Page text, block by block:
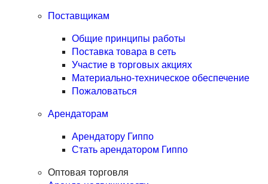
Поставщикам
Общие принципы работы
Поставка товара в сеть
Участие в торговых акциях
Материально-техническое обеспечение
Пожаловаться
Арендаторам
Арендатору Гиппо
Стать арендатором Гиппо
Оптовая торговля